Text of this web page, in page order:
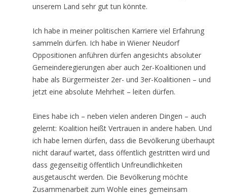
unserem Land sehr gut tun könnte.
Ich habe in meiner politischen Karriere viel Erfahrung
sammeln dürfen. Ich habe in Wiener Neudorf
Oppositionen anführen dürfen angesichts absoluter
Gemeinderegierungen aber auch 2er-Koalitionen und
habe als Bürgermeister 2er- und 3er-Koalitionen – und
jetzt eine absolute Mehrheit – leiten dürfen.
Eines habe ich – neben vielen anderen Dingen – auch
gelernt: Koalition heißt Vertrauen in andere haben. Und
ich habe lernen dürfen, dass die Bevölkerung überhaupt
nicht darauf wartet, dass öffentlich gestritten wird und
dass gegenseitig öffentlich Unfreundlichkeiten
ausgetauscht werden. Die Bevölkerung möchte
Zusammenarbeit zum Wohle eines gemeinsam